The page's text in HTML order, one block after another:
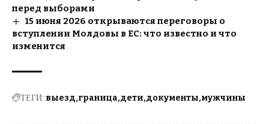
перед выборами
15 июня 2026 открываются переговоры о
вступлении Молдовы в ЕС: что известно и что
изменится
ТЕГИ: выезд граница дети документы мужчины